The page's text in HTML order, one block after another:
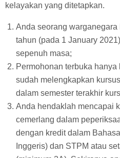
kelayakan yang ditetapkan.
Anda seorang
tahun (pada 1 January
sepenuh masa;
Permohonan terbuka
sudah melengkapkan
dalam semester terakhir
Anda hendaklah mencapai
cemerlang dalam
dengan kredit dalam
Inggeris) dan STPM atau